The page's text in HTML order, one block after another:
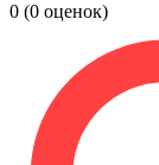
0 (0 оценок)